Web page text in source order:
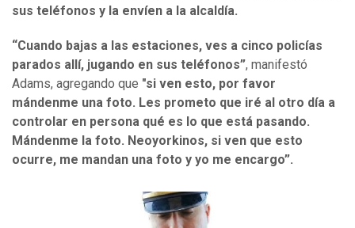
sus teléfonos y la envíen a la alcaldía.
“Cuando bajas a las estaciones, ves a cinco policías
parados allí, jugando en sus teléfonos”, manifestó
Adams, agregando que "si ven esto, por favor
mándenme una foto. Les prometo que iré al otro día a
controlar en persona qué es lo que está pasando.
Mándenme la foto. Neoyorkinos, si ven que esto
ocurre, me mandan una foto y yo me encargo”.